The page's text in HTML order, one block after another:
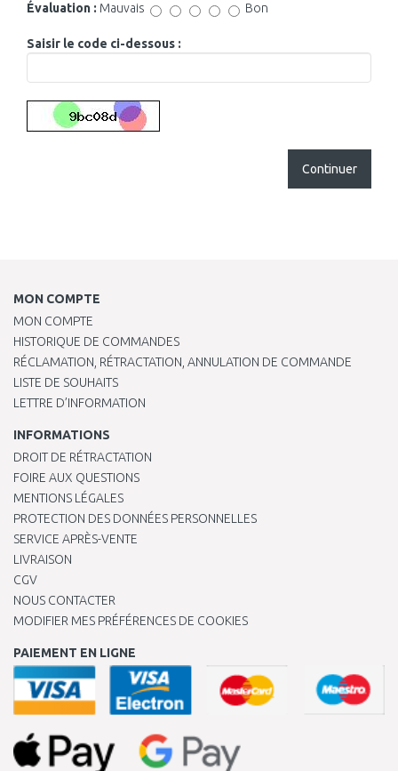
Évaluation : Mauvais Bon
Saisir le code ci-dessous :
Continuer
MON COMPTE
MON COMPTE
HISTORIQUE DE COMMANDES
RÉCLAMATION, RÉTRACTATION, ANNULATION DE COMMANDE
LISTE DE SOUHAITS
LETTRE D’INFORMATION
INFORMATIONS
DROIT DE RÉTRACTATION
FOIRE AUX QUESTIONS
MENTIONS LÉGALES
PROTECTION DES DONNÉES PERSONNELLES
SERVICE APRÈS-VENTE
LIVRAISON
CGV
NOUS CONTACTER
MODIFIER MES PRÉFÉRENCES DE COOKIES
PAIEMENT EN LIGNE